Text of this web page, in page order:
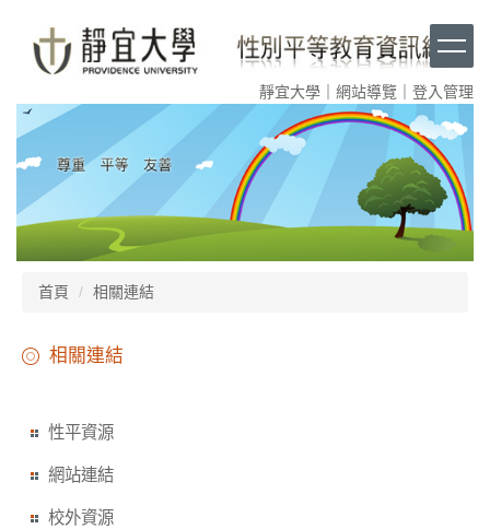
內
靜宜大學 網站導覽 登入管理
首頁 相關連結
相關連結
性平資源
網站連結
校外資源